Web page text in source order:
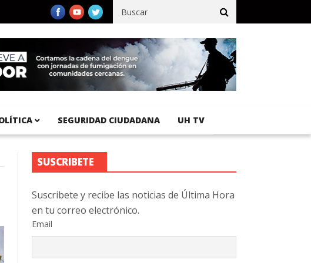
del Pacífico registra 92 % de avance en obras de terracería
SEGURIDAD CIUDADANA UH TV
SUSCRIBETE
Suscribete y recibe las noticias de Última Hora
en tu correo electrónico.
Email